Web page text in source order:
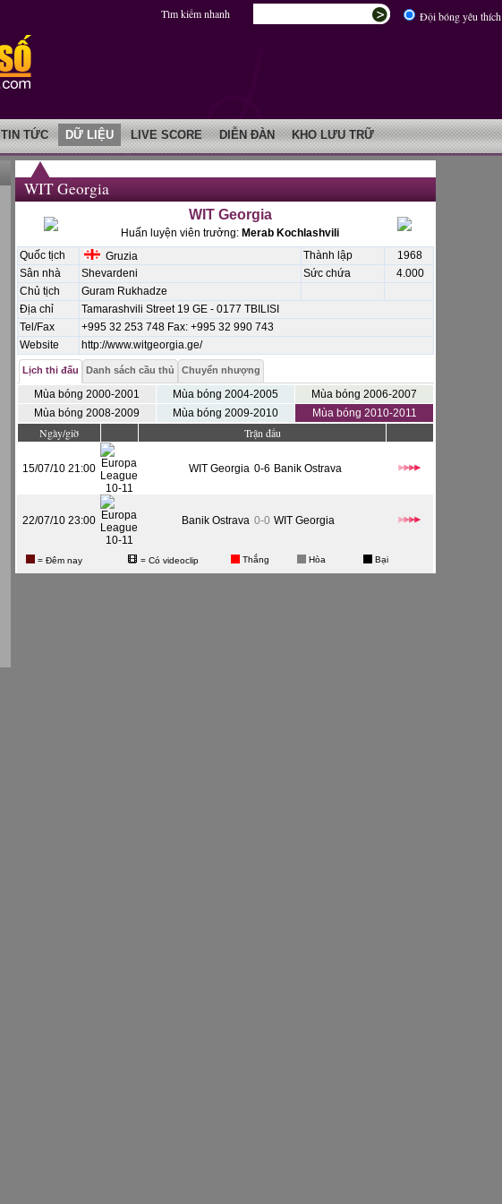
Đội bóng yêu thích
Tìm kiếm nhanh
TIN TỨC DỮ LIỆU LIVE SCORE DIỄN ĐÀN KHO LƯU TRỮ
WIT Georgia
WIT Georgia
Huấn luyện viên trưởng: Merab Kochlashvili
Quốc tịch
Gruzia Thành lập
1968
Sân nhà
Shevardeni Sức chứa
4.000
Chủ tịch
Guram Rukhadze
Địa chỉ
Tamarashvili Street 19 GE - 0177 TBILISI
Tel/Fax
+995 32 253 748 Fax: +995 32 990 743
Website
http://www.witgeorgia.ge/
Lịch thi đấu Danh sách cầu thủ Chuyển nhượng
Mùa bóng 2000-2001 Mùa bóng 2004-2005
Mùa bóng 2006-2007
Mùa bóng 2008-2009
Mùa bóng 2009-2010 Mùa bóng 2010-2011
Ngày/giờ Trận đấu
15/07/10 21:00 WIT Georgia 0-6 Banik Ostrava
22/07/10 23:00 Banik Ostrava 0-0 WIT Georgia
= Đêm nay = Có videoclip Thắng Hòa Bại